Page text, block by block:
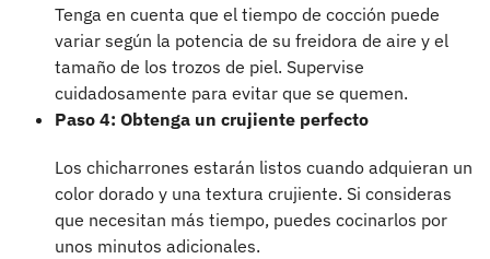
Tenga en cuenta que el tiempo de cocción puede
variar según la potencia de su freidora de aire y el
tamaño de los trozos de piel. Supervise
cuidadosamente para evitar que se quemen.
Paso 4: Obtenga un crujiente perfecto
Los chicharrones estarán listos cuando adquieran un
color dorado y una textura crujiente. Si consideras
que necesitan más tiempo, puedes cocinarlos por
unos minutos adicionales.